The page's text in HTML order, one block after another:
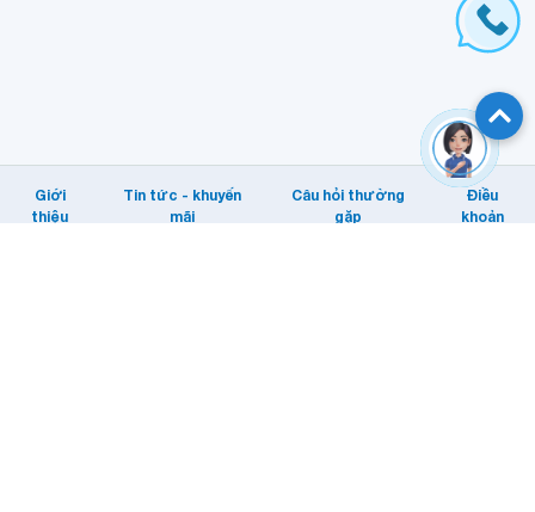
Giới
thiệu
Tin tức - khuyến
mãi
Câu hỏi thường
gặp
Điều
khoản